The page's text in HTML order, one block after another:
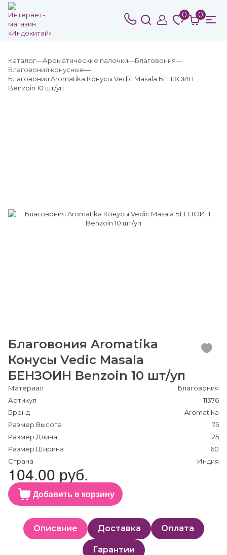
0 0
Каталог Ароматические палочки
Благовония
Благовония конусные
Благовония Aromatika Конусы Vedic Masala БЕНЗОИН
Benzoin 10 шт/уп
Благовония Aromatika
Конусы Vedic Masala
БЕНЗОИН Benzoin 10 шт/уп
Материал
Благовония
Артикул
11376
Бренд
Aromatika
Размер Высота
75
Размер Длина
25
Размер Ширина
60
Страна
Индия
104.00 руб.
Добавить в корзину
Описание Доставка Оплата
Гарантии